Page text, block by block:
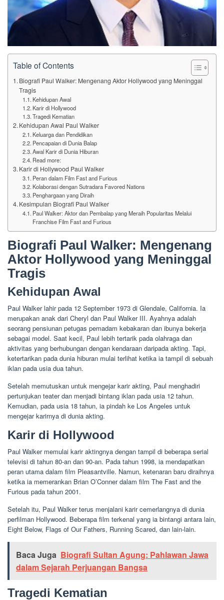
Table of Contents
Biografi Paul Walker: Mengenang Aktor Hollywood yang Meninggal
Tragis
Kehidupan Awal
Karir di Hollywood
Tragedi Kematian
Kehidupan Awal Paul Walker
Keluarga dan Pendidikan
Pencapaian di Dunia Balap
Awal Karir di Dunia Hiburan
Read more:
Karir di Hollywood Paul Walker
Peran dalam Film Fast and Furious
Kolaborasi dengan Sutradara Favored Nations
Penghargaan yang Diraih
Kesimpulan Biografi Paul Walker
Paul Walker: Aktor dan Pembalap yang Meraih Popularitas Melalui
Franchise Film Fast and Furious
Biografi Paul Walker: Mengenang
Aktor Hollywood yang Meninggal
Tragis
Kehidupan Awal
Paul Walker lahir pada 12 September 1973 di Glendale, California. Ia
merupakan anak dari Cheryl dan Paul Walker III. Ayahnya adalah
seorang pensiunan petugas pemadam kebakaran dan ibunya bekerja
sebagai model. Saat kecil, Paul lebih tertarik pada olahraga dan
aktivitas yang berhubungan dengan kendaraan daripada akting. Tapi,
ketertarikan pada dunia hiburan mulai terlihat ketika ia tampil di sebuah
iklan pada usia dua tahun.
Setelah memutuskan untuk mengejar karir akting, Paul menghadiri
pertunjukan teater dan menjadi bintang iklan pada usia 12 tahun.
Kemudian, pada usia 18 tahun, ia pindah ke Los Angeles untuk
mengejar karirnya di dunia akting.
Karir di Hollywood
Paul Walker memulai karir aktingnya dengan tampil di beberapa serial
televisi di tahun 80-an dan 90-an. Pada tahun 1998, ia mendapatkan
peran utama dalam film Pleasantville. Namun, ketenaran baru diraihnya
ketika ia memerankan Brian O’Conner dalam film The Fast and the
Furious pada tahun 2001.
Setelah itu, Paul Walker terus menjalani karir cemerlangnya di dunia
perfilman Hollywood. Beberapa film terkenal yang ia bintangi antara lain,
Eight Below, Flags of Our Fathers, Running Scared, dan lain-lain.
Baca Juga Biografi Sultan Agung: Pahlawan Jawa
dalam Sejarah Perjuangan Bangsa
Tragedi Kematian